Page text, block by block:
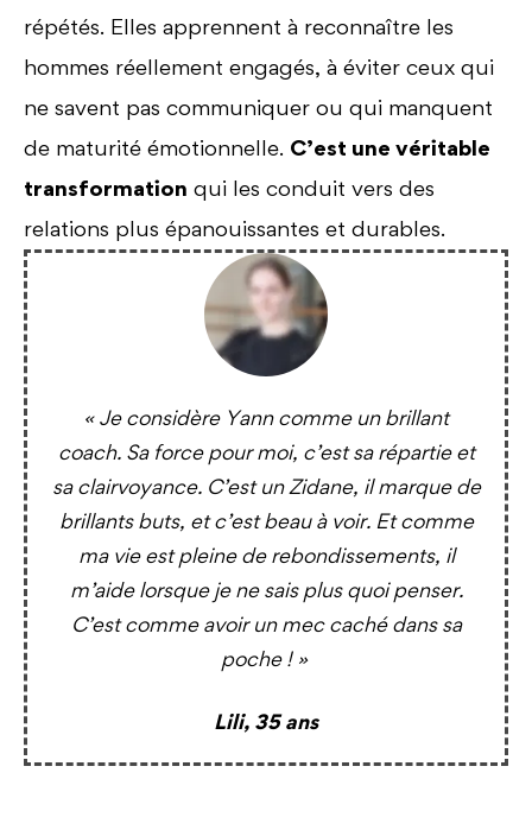
répétés. Elles apprennent à reconnaître les
hommes réellement engagés, à éviter ceux qui
ne savent pas communiquer ou qui manquent
de maturité émotionnelle. C’est une véritable
transformation qui les conduit vers des
relations plus épanouissantes et durables.
« Je considère Yann comme un brillant
coach. Sa force pour moi, c’est sa répartie et
sa clairvoyance. C’est un Zidane, il marque de
brillants buts, et c’est beau à voir. Et comme
ma vie est pleine de rebondissements, il
m’aide lorsque je ne sais plus quoi penser.
C’est comme avoir un mec caché dans sa
poche ! »
Lili, 35 ans